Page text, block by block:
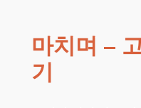
마치며 –
기